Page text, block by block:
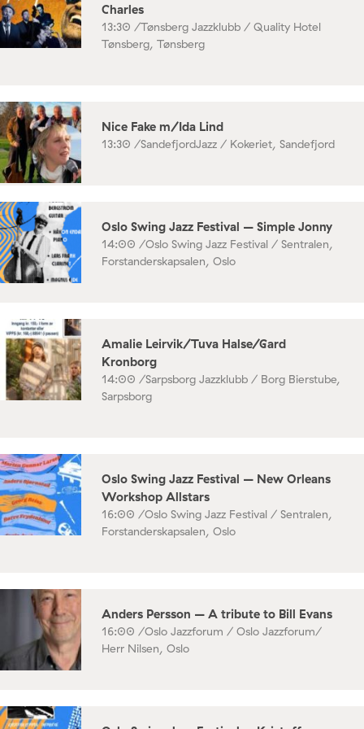
Charles
13:30 /Tønsberg Jazzklubb / Quality Hotel
Tønsberg, Tønsberg
Nice Fake m/Ida Lind
13:30 /SandefjordJazz / Kokeriet, Sandefjord
Oslo Swing Jazz Festival – Simple Jonny
14:00 /Oslo Swing Jazz Festival / Sentralen,
Forstanderskapsalen, Oslo
Amalie Leirvik/Tuva Halse/Gard
Kronborg
14:00 /Sarpsborg Jazzklubb / Borg Bierstube,
Sarpsborg
Oslo Swing Jazz Festival – New Orleans
Workshop Allstars
16:00 /Oslo Swing Jazz Festival / Sentralen,
Forstanderskapsalen, Oslo
Anders Persson – A tribute to Bill Evans
16:00 /Oslo Jazzforum / Oslo Jazzforum/
Herr Nilsen, Oslo